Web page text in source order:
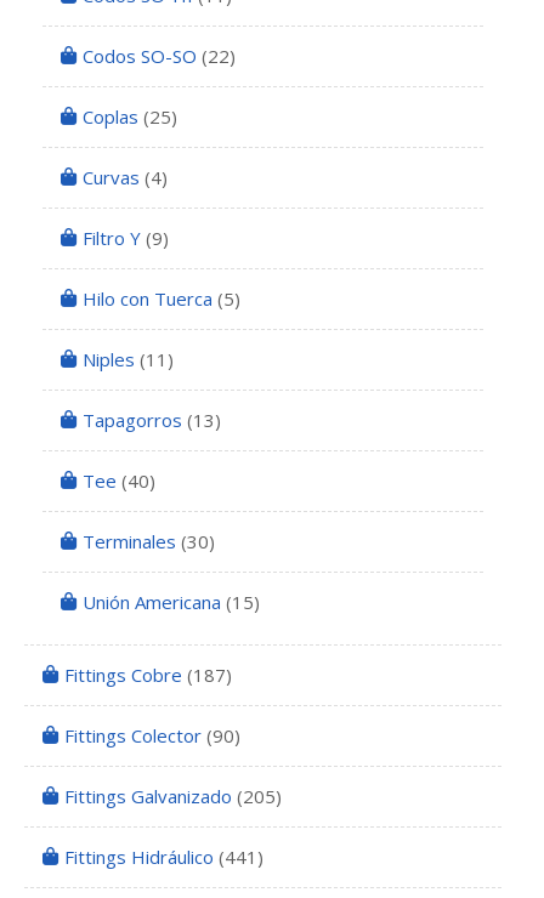
Codos SO-SO (22)
Coplas (25)
Curvas (4)
Filtro Y (9)
Hilo con Tuerca (5)
Niples (11)
Tapagorros (13)
Tee (40)
Terminales (30)
Unión Americana (15)
Fittings Cobre (187)
Fittings Colector (90)
Fittings Galvanizado (205)
Fittings Hidráulico (441)